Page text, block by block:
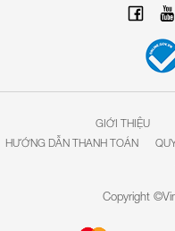
GIỚI THIỆU
HƯỚNG DẪN THANH TOÁN
Copyright